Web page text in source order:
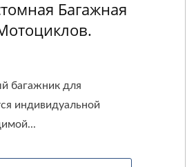
Багажная
багажник для
индивидуальной